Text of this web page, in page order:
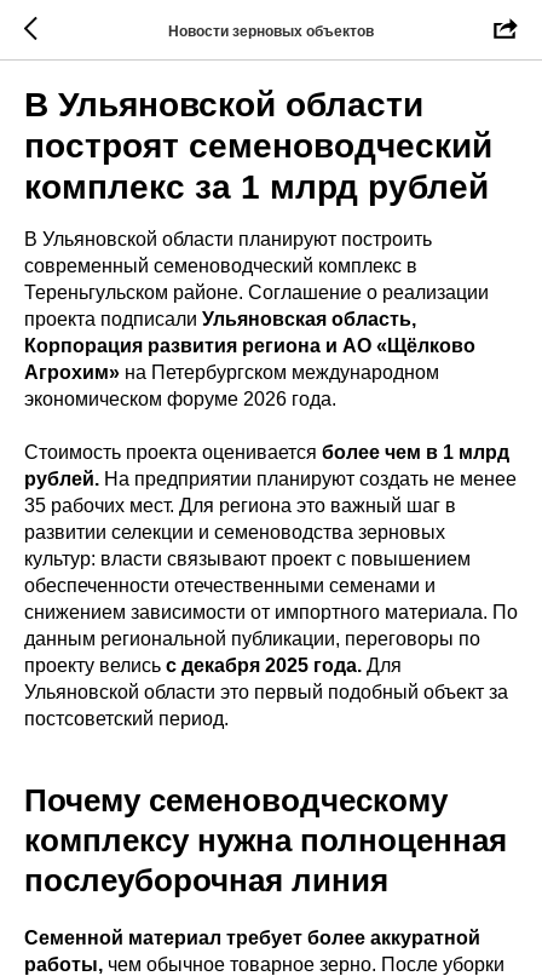
Новости зерновых объектов
В Ульяновской области
построят семеноводческий
комплекс за 1 млрд рублей
В Ульяновской области планируют построить
современный семеноводческий комплекс в
Тереньгульском районе. Соглашение о реализации
проекта подписали Ульяновская область,
Корпорация развития региона и АО «Щёлково
Агрохим» на Петербургском международном
экономическом форуме 2026 года.
Стоимость проекта оценивается более чем в 1 млрд
рублей. На предприятии планируют создать не менее
35 рабочих мест. Для региона это важный шаг в
развитии селекции и семеноводства зерновых
культур: власти связывают проект с повышением
обеспеченности отечественными семенами и
снижением зависимости от импортного материала. По
данным региональной публикации, переговоры по
проекту велись с декабря 2025 года. Для
Ульяновской области это первый подобный объект за
постсоветский период.
Почему семеноводческому
комплексу нужна полноценная
послеуборочная линия
Семенной материал требует более аккуратной
работы, чем обычное товарное зерно. После уборки